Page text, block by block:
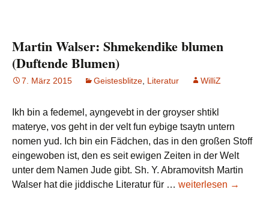
die
Teil
Martin Walser: Shmekendike blumen
(Duftende Blumen)
7. März 2015 Geistesblitze Literatur WilliZ
Ikh bin a fedemel, ayngevebt in der groyser shtikl
materye, vos geht in der velt fun eybige tsaytn untern
nomen yud. Ich bin ein Fädchen, das in den großen Stoff
eingewoben ist, den es seit ewigen Zeiten in der Welt
unter dem Namen Jude gibt. Sh. Y. Abramovitsh Martin
Walser hat die jiddische Literatur für … Martin
weiterlesen →